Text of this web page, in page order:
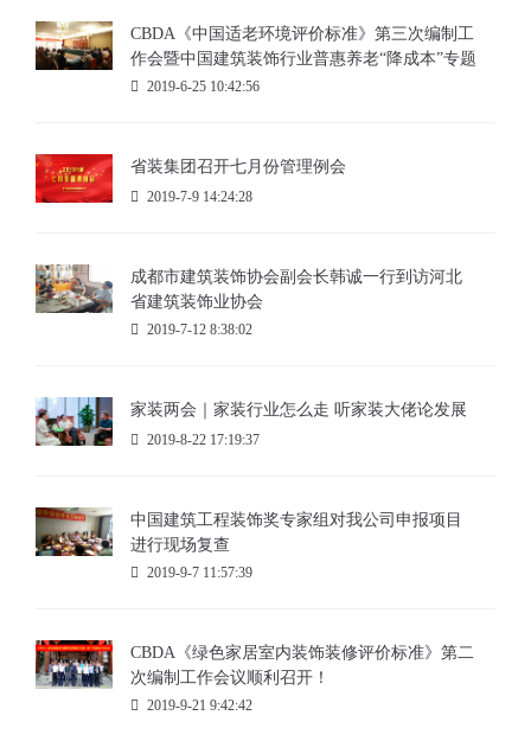
CBDA《中国适老环境评价标准》第三次编制工
作会暨中国建筑装饰行业普惠养老“降成本”专题
调研座谈会召开
2019-6-25 10:42:56
省装集团召开七月份管理例会
2019-7-9 14:24:28
成都市建筑装饰协会副会长韩诚一行到访河北
省建筑装饰业协会
2019-7-12 8:38:02
家装两会｜家装行业怎么走 听家装大佬论发展
2019-8-22 17:19:37
中国建筑工程装饰奖专家组对我公司申报项目
进行现场复查
2019-9-7 11:57:39
CBDA《绿色家居室内装饰装修评价标准》第二
次编制工作会议顺利召开！
2019-9-21 9:42:42